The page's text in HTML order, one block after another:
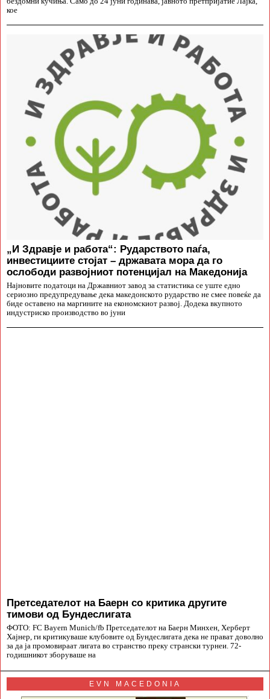
кое
„И Здравје и работа“: Рударството паѓа,
инвестициите стојат – државата мора да го
ослободи развојниот потенцијал на Македонија
Најновите податоци на Државниот завод за статистика се уште едно
сериозно предупредување дека македонското рударство не смее повеќе да
биде оставено на маргините на економскиот развој. Додека вкупното
индустриско производство во јуни
Претседателот на Баерн со критика другите
тимови од Бундеслигата
ФОТО: FC Bayern Munich/fb Претседателот на Баерн Минхен, Херберт
Хајнер, ги критикуваше клубовите од Бундеслигата дека не прават доволно
за да ја промовираат лигата во странство преку странски турнеи. 72-
годишникот зборуваше на
EVN MACEDONIA